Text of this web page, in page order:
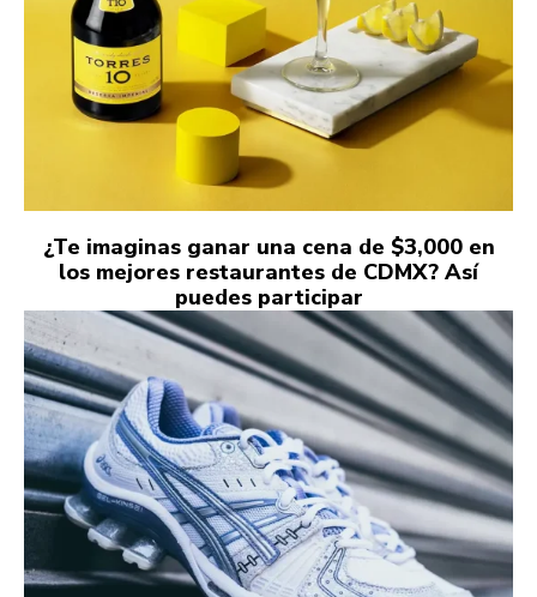
¿Te imaginas ganar una cena de $3,000 en
los mejores restaurantes de CDMX? Así
puedes participar